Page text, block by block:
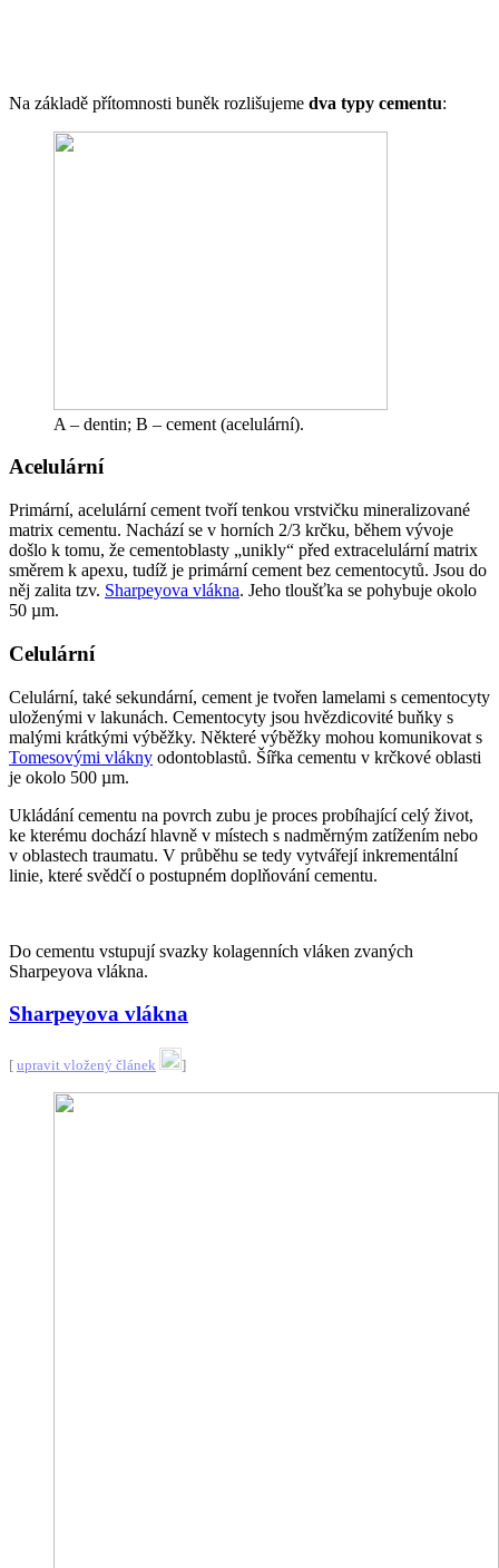
Na základě přítomnosti buněk rozlišujeme dva typy cementu:
A – dentin; B – cement (acelulární).
Acelulární
Primární, acelulární cement tvoří tenkou vrstvičku mineralizované
matrix cementu. Nachází se v horních 2/3 krčku, během vývoje
došlo k tomu, že cementoblasty „unikly“ před extracelulární matrix
směrem k apexu, tudíž je primární cement bez cementocytů. Jsou do
něj zalita tzv. Sharpeyova vlákna. Jeho tloušťka se pohybuje okolo
50 µm.
Celulární
Celulární, také sekundární, cement je tvořen lamelami s cementocyty
uloženými v lakunách. Cementocyty jsou hvězdicovité buňky s
malými krátkými výběžky. Některé výběžky mohou komunikovat s
Tomesovými vlákny odontoblastů. Šířka cementu v krčkové oblasti
je okolo 500 µm.
Ukládání cementu na povrch zubu je proces probíhající celý život,
ke kterému dochází hlavně v místech s nadměrným zatížením nebo
v oblastech traumatu. V průběhu se tedy vytvářejí inkrementální
linie, které svědčí o postupném doplňování cementu.
Do cementu vstupují svazky kolagenních vláken zvaných
Sharpeyova vlákna.
Sharpeyova vlákna
[ upravit vložený článek ]